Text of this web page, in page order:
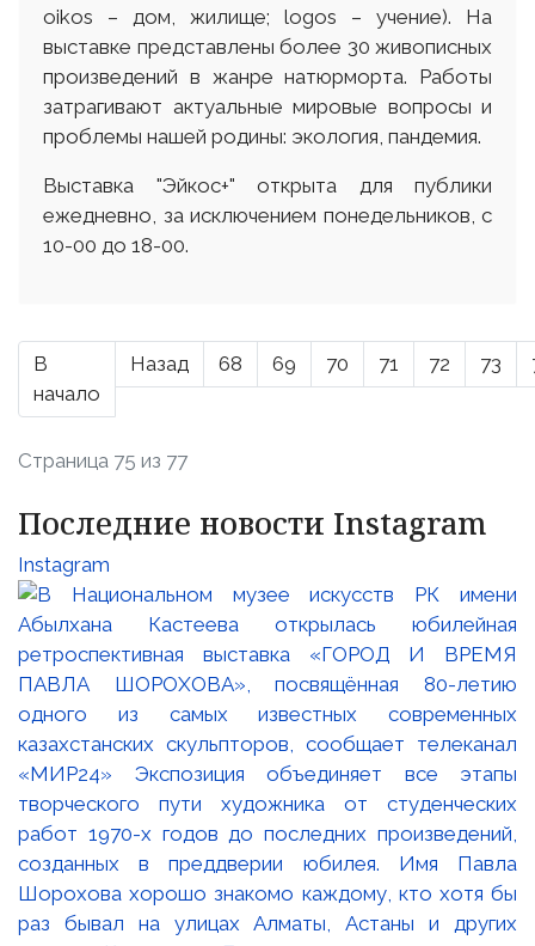
оіkos – дом, жилище; logos – учение). На
выставке представлены более 30 живописных
произведений в жанре натюрморта. Работы
затрагивают актуальные мировые вопросы и
проблемы нашей родины: экология, пандемия.
Выставка "Эйкос+" открыта для публики
ежедневно, за исключением понедельников, с
10-00 до 18-00.
В
начало
Назад 68 69 70 71 72 73
Страница 75 из 77
Последние новости Instagram
Instagram